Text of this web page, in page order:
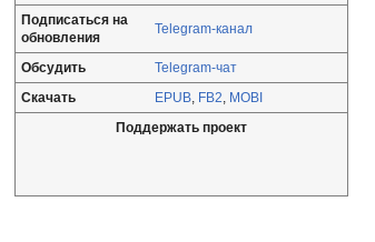
Подписаться на
обновления
Telegram-канал
Обсудить
Telegram-чат
Скачать
EPUB, FB2, MOBI
Поддержать проект